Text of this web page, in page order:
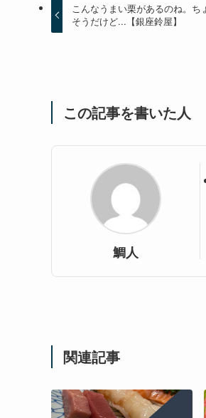
こんなうまい栗があるのね。
そうだけど...【銀座鈴屋】
この記事を書いた人
鯛人
関連記事